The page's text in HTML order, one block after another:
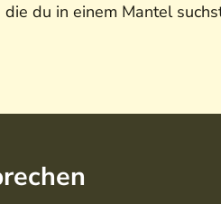
du in einem Mantel